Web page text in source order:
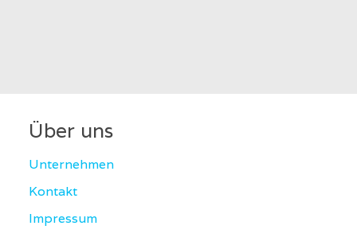
Über uns
Unternehmen
Kontakt
Impressum